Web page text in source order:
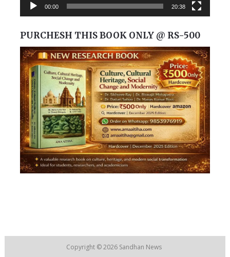
00:00 20:38
PURCHESH THIS BOOK ONLY @ RS-500
Copyright © 2026 Sandhan News